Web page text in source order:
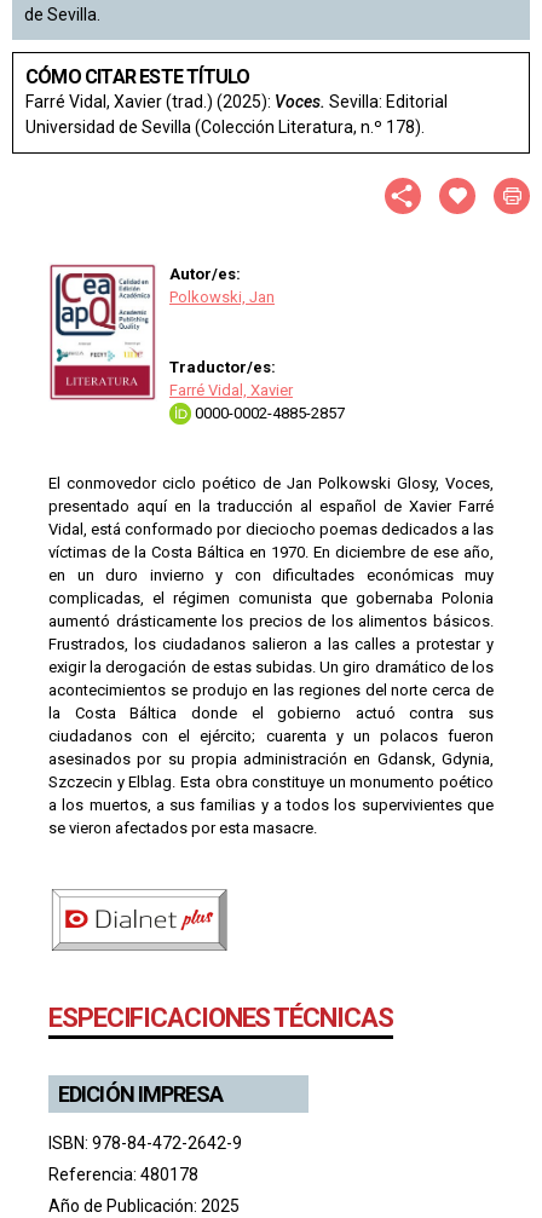
de Sevilla.
CÓMO CITAR ESTE TÍTULO
Farré Vidal, Xavier (trad.) (2025): Voces. Sevilla: Editorial
Universidad de Sevilla (Colección Literatura, n.º 178).
Autor/es:
Polkowski, Jan
Traductor/es:
Farré Vidal, Xavier
0000-0002-4885-2857
El conmovedor ciclo poético de Jan Polkowski Glosy, Voces,
presentado aquí en la traducción al español de Xavier Farré
Vidal, está conformado por dieciocho poemas dedicados a las
víctimas de la Costa Báltica en 1970. En diciembre de ese año,
en un duro invierno y con dificultades económicas muy
complicadas, el régimen comunista que gobernaba Polonia
aumentó drásticamente los precios de los alimentos básicos.
Frustrados, los ciudadanos salieron a las calles a protestar y
exigir la derogación de estas subidas. Un giro dramático de los
acontecimientos se produjo en las regiones del norte cerca de
la Costa Báltica donde el gobierno actuó contra sus
ciudadanos con el ejército; cuarenta y un polacos fueron
asesinados por su propia administración en Gdansk, Gdynia,
Szczecin y Elblag. Esta obra constituye un monumento poético
a los muertos, a sus familias y a todos los supervivientes que
se vieron afectados por esta masacre.
ESPECIFICACIONES TÉCNICAS
EDICIÓN IMPRESA
ISBN: 978-84-472-2642-9
Referencia: 480178
Año de Publicación: 2025